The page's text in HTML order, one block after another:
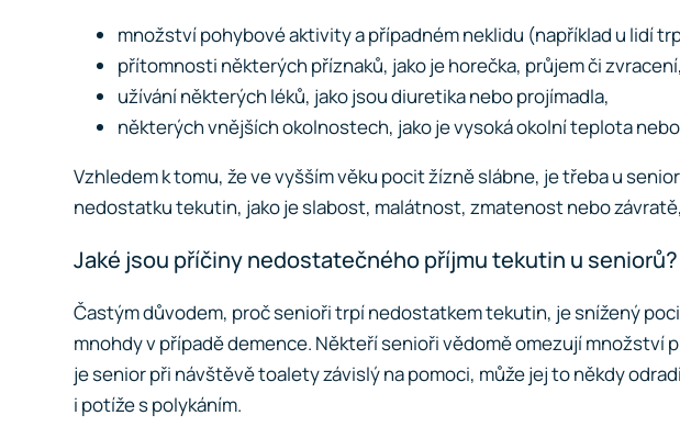
množství pohybové aktivity a případném neklidu (například u lidí
přítomnosti některých příznaků, jako je horečka, průjem či zvracení,
užívání některých léků, jako jsou diuretika nebo projímadla,
některých vnějších okolnostech, jako je vysoká okolní teplota
Vzhledem k tomu, že ve vyšším věku pocit žízně slábne, je třeba u
nedostatku tekutin, jako je slabost, malátnost, zmatenost nebo
Jaké jsou příčiny nedostatečného příjmu tekutin u seniorů?
Častým důvodem, proč senioři trpí nedostatkem tekutin, je snížený
mnohdy v případě demence. Někteří senioři vědomě omezují
je senior při návštěvě toalety závislý na pomoci, může jej to někdy
i potíže s polykáním.